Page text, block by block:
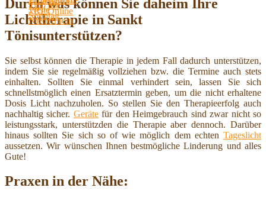
Durch was können Sie daheim Ihre
Lichttherapie in Sankt
Tönisunterstützen?
Sie selbst können die Therapie in jedem Fall dadurch unterstützen,
indem Sie sie regelmäßig vollziehen bzw. die Termine auch stets
einhalten. Sollten Sie einmal verhindert sein, lassen Sie sich
schnellstmöglich einen Ersatztermin geben, um die nicht erhaltene
Dosis Licht nachzuholen. So stellen Sie den Therapieerfolg auch
nachhaltig sicher. Gerätefür den Heimgebrauch sind zwar nicht so
leistungsstark, unterstützden die Therapie aber dennoch. Darüber
hinaus sollten Sie sich so of wie möglich dem echten Tageslicht
aussetzen. Wir wünschen Ihnen bestmögliche Linderung und alles
Gute!
Praxen in der Nähe: